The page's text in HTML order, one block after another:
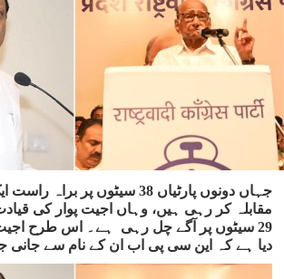
جہاں دونوں پارٹیاں 38 سیٹوں پر
مقابلہ کر رہی ہیں، وہاں اجیت پوار کی
29 سیٹوں پر آگے چل رہی ہے۔ اس طرح اجیت
دیا ہے کہ این سی پی اب ان کے نام سے جانی